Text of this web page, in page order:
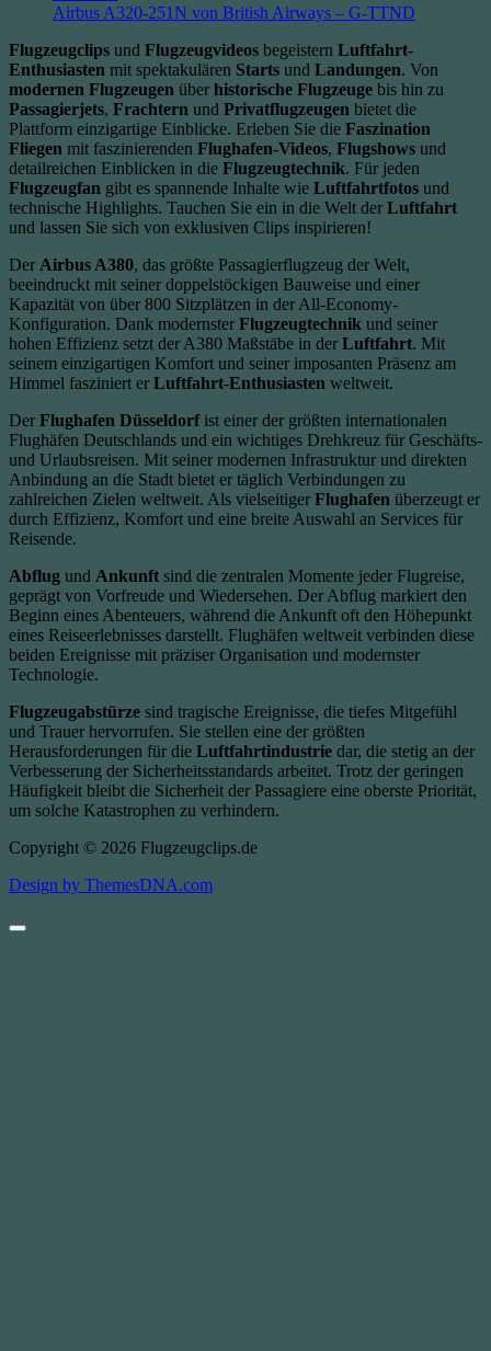
Airbus A320-251N von British Airways – G-TTND
Flugzeugclips und Flugzeugvideos begeistern Luftfahrt-
Enthusiasten mit spektakulären Starts und Landungen. Von
modernen Flugzeugen über historische Flugzeuge bis hin zu
Passagierjets, Frachtern und Privatflugzeugen bietet die
Plattform einzigartige Einblicke. Erleben Sie die Faszination
Fliegen mit faszinierenden Flughafen-Videos, Flugshows und
detailreichen Einblicken in die Flugzeugtechnik. Für jeden
Flugzeugfan gibt es spannende Inhalte wie Luftfahrtfotos und
technische Highlights. Tauchen Sie ein in die Welt der Luftfahrt
und lassen Sie sich von exklusiven Clips inspirieren!
Der Airbus A380, das größte Passagierflugzeug der Welt,
beeindruckt mit seiner doppelstöckigen Bauweise und einer
Kapazität von über 800 Sitzplätzen in der All-Economy-
Konfiguration. Dank modernster Flugzeugtechnik und seiner
hohen Effizienz setzt der A380 Maßstäbe in der Luftfahrt. Mit
seinem einzigartigen Komfort und seiner imposanten Präsenz am
Himmel fasziniert er Luftfahrt-Enthusiasten weltweit.
Der Flughafen Düsseldorfist einer der größten internationalen
Flughäfen Deutschlands und ein wichtiges Drehkreuz für Geschäfts-
und Urlaubsreisen. Mit seiner modernen Infrastruktur und direkten
Anbindung an die Stadt bietet er täglich Verbindungen zu
zahlreichen Zielen weltweit. Als vielseitiger Flughafen überzeugt er
durch Effizienz, Komfort und eine breite Auswahl an Services für
Reisende.
Abflug und Ankunft sind die zentralen Momente jeder Flugreise,
geprägt von Vorfreude und Wiedersehen. Der Abflug markiert den
Beginn eines Abenteuers, während die Ankunft oft den Höhepunkt
eines Reiseerlebnisses darstellt. Flughäfen weltweit verbinden diese
beiden Ereignisse mit präziser Organisation und modernster
Technologie.
Flugzeugabstürze sind tragische Ereignisse, die tiefes Mitgefühl
und Trauer hervorrufen. Sie stellen eine der größten
Herausforderungen für die Luftfahrtindustrie dar, die stetig an der
Verbesserung der Sicherheitsstandards arbeitet. Trotz der geringen
Häufigkeit bleibt die Sicherheit der Passagiere eine oberste Priorität,
um solche Katastrophen zu verhindern.
Copyright © 2026 Flugzeugclips.de
Design by ThemesDNA.com
Scroll